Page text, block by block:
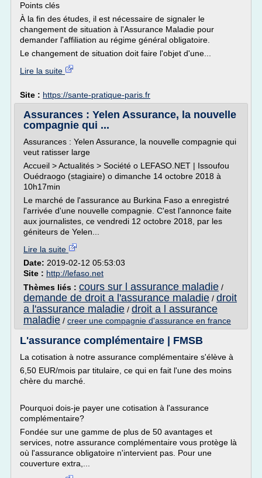
Points clés
À la fin des études, il est nécessaire de signaler le
changement de situation à l'Assurance Maladie pour
demander l'affiliation au régime général obligatoire.
Le changement de situation doit faire l'objet d'une...
Lire la suite
Site : https://sante-pratique-paris.fr
Assurances : Yelen Assurance, la nouvelle
compagnie qui ...
Assurances : Yelen Assurance, la nouvelle compagnie qui
veut ratisser large
Accueil > Actualités > Société o LEFASO.NET | Issoufou
Ouédraogo (stagiaire) o dimanche 14 octobre 2018 à
10h17min
Le marché de l'assurance au Burkina Faso a enregistré
l'arrivée d'une nouvelle compagnie. C'est l'annonce faite
aux journalistes, ce vendredi 12 octobre 2018, par les
géniteurs de Yelen...
Lire la suite
Date: 2019-02-12 05:53:03
Site : http://lefaso.net
Thèmes liés : cours sur l assurance maladie /
demande de droit a l'assurance maladie / droit
a l'assurance maladie / droit a l assurance
maladie / creer une compagnie d'assurance en france
L'assurance complémentaire | FMSB
La cotisation à notre assurance complémentaire s'élève à
6,50 EUR/mois par titulaire, ce qui en fait l'une des moins
chère du marché.
Pourquoi dois-je payer une cotisation à l'assurance
complémentaire?
Fondée sur une gamme de plus de 50 avantages et
services, notre assurance complémentaire vous protège là
où l'assurance obligatoire n'intervient pas. Pour une
couverture extra,...